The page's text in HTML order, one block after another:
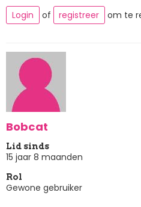
Login
of registreer om te
Bobcat
Lid sinds
15 jaar 8 maanden
Rol
Gewone gebruiker